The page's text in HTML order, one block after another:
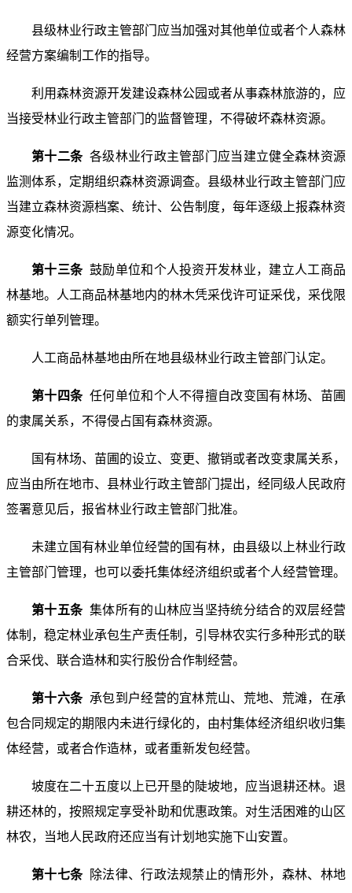
县级林业行政主管部门应当加强对其他单位或者个人森林
经营方案编制工作的指导。
利用森林资源开发建设森林公园或者从事森林旅游的，应
当接受林业行政主管部门的监督管理，不得破坏森林资源。
第十二条各级林业行政主管部门应当建立健全森林资源
监测体系，定期组织森林资源调查。县级林业行政主管部门应
当建立森林资源档案、统计、公告制度，每年逐级上报森林资
源变化情况。
第十三条鼓励单位和个人投资开发林业，建立人工商品
林基地。人工商品林基地内的林木凭采伐许可证采伐，采伐限
额实行单列管理。
人工商品林基地由所在地县级林业行政主管部门认定。
第十四条任何单位和个人不得擅自改变国有林场、苗圃
的隶属关系，不得侵占国有森林资源。
国有林场、苗圃的设立、变更、撤销或者改变隶属关系，
应当由所在地市、县林业行政主管部门提出，经同级人民政府
签署意见后，报省林业行政主管部门批准。
未建立国有林业单位经营的国有林，由县级以上林业行政
主管部门管理，也可以委托集体经济组织或者个人经营管理。
第十五条集体所有的山林应当坚持统分结合的双层经营
体制，稳定林业承包生产责任制，引导林农实行多种形式的联
合采伐、联合造林和实行股份合作制经营。
第十六条承包到户经营的宜林荒山、荒地、荒滩，在承
包合同规定的期限内未进行绿化的，由村集体经济组织收归集
体经营，或者合作造林，或者重新发包经营。
坡度在二十五度以上已开垦的陡坡地，应当退耕还林。退
耕还林的，按照规定享受补助和优惠政策。对生活困难的山区
林农，当地人民政府还应当有计划地实施下山安置。
第十七条除法律、行政法规禁止的情形外，森林、林地